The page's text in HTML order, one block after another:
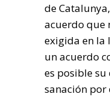
de
acuerdo que
exigida en la
un acuerdo
es posible
sanación por